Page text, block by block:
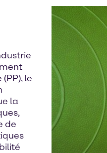
le
la
de